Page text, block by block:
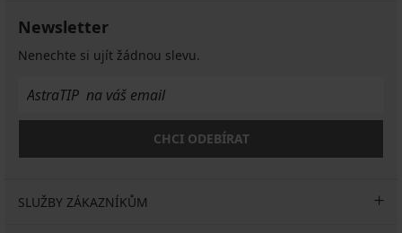
Newsletter
Nenechte si ujít žádnou slevu.
CHCI ODEBÍRAT
SLUŽBY ZÁKAZNÍKŮM